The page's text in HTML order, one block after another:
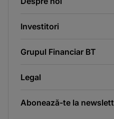
Investitori
Grupul Financiar BT
Legal
Abonează-te la